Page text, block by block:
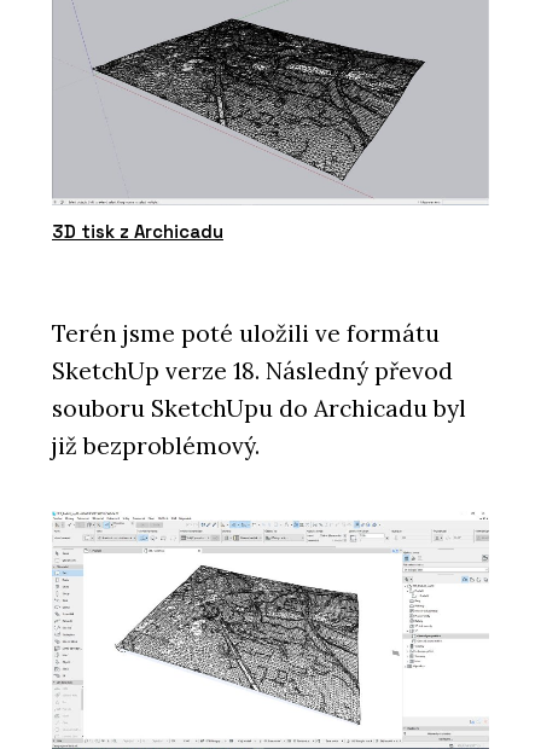
3D tisk z Archicadu
Terén jsme poté uložili ve formátu
SketchUp verze 18. Následný převod
souboru SketchUpu do Archicadu byl
již bezproblémový.